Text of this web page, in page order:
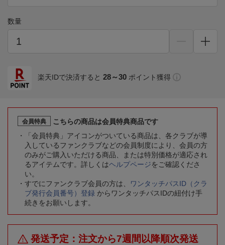
数量
楽天IDで決済すると 28～30 ポイント獲得
会員特典
こちらの商品は会員特典商品です
「会員特典」アイコンがついている商品は、各クラブが導
入しているファンクラブなどの会員制度により、会員の方
のみがご購入いただける商品、または特別価格が適応され
るアイテムです。詳しくはヘルプページをご確認くださ
い。
すでにファンクラブ会員の方は、
ワンタッチパスID（クラ
ブ発行会員番号）登録 からワンタッチパスIDの紐付け手
続きをお願いします。
発送予定：注文から7週間以降順次発送